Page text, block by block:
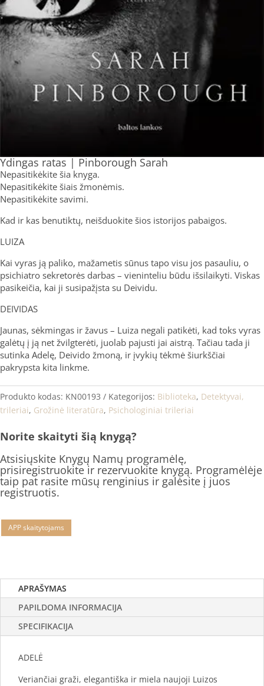
Ydingas ratas | Pinborough Sarah
Nepasitikėkite šia knyga.
Nepasitikėkite šiais žmonėmis.
Nepasitikėkite savimi.
Kad ir kas benutiktų, neišduokite šios istorijos pabaigos.
LUIZA
Kai vyras ją paliko, mažametis sūnus tapo visu jos pasauliu, o
psichiatro sekretorės darbas – vieninteliu būdu išsilaikyti. Viskas
pasikeičia, kai ji susipažįsta su Deividu.
DEIVIDAS
Jaunas, sėkmingas ir žavus – Luiza negali patikėti, kad toks vyras
galėtų į ją net žvilgterėti, juolab pajusti jai aistrą. Tačiau tada ji
sutinka Adelę, Deivido žmoną, ir įvykių tėkmė šiurkščiai
pakrypsta kita linkme.
Produkto kodas: KN00193 Kategorijos: Biblioteka, Detektyvai,
trileriai, Grožinė literatūra, Psichologiniai trileriai
Norite skaityti šią knygą?
Atsisiųskite Knygų Namų programėlę,
prisiregistruokite ir rezervuokite knygą. Programėlėje
taip pat rasite mūsų renginius ir galėsite į juos
registruotis.
APP skaitytojams
APRAŠYMAS
PAPILDOMA INFORMACIJA
SPECIFIKACIJA
ADELĖ
Veriančiai graži, elegantiška ir miela naujoji Luizos